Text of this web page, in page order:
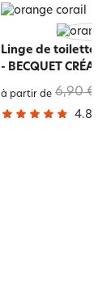
Linge de
- BECQUET
à partir de 6,90 €
4.8